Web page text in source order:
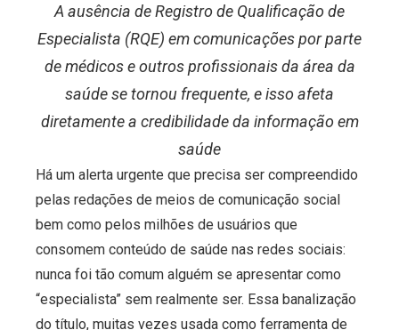
A ausência de Registro de Qualificação de
Especialista (RQE) em comunicações por parte
de médicos e outros profissionais da área da
saúde se tornou frequente, e isso afeta
diretamente a credibilidade da informação em
saúde
Há um alerta urgente que precisa ser compreendido
pelas redações de meios de comunicação social
bem como pelos milhões de usuários que
consomem conteúdo de saúde nas redes sociais:
nunca foi tão comum alguém se apresentar como
“especialista” sem realmente ser. Essa banalização
do título, muitas vezes usada como ferramenta de